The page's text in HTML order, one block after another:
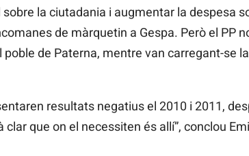
la ciutadania i augmentar la despesa
de màrquetin a Gespa. Però el PP
de Paterna, mentre van carregant-se la
resultats negatius el 2010 i 2011,
que on el necessiten és allí”, conclou